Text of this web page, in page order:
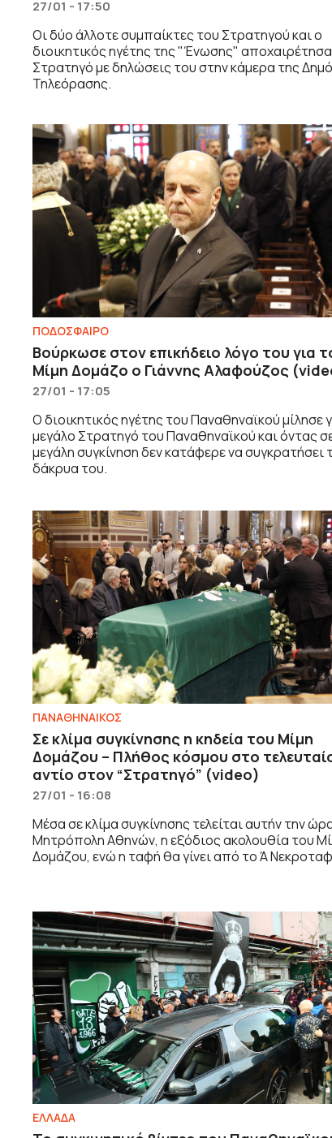
27/01 - 17:50
Οι δύο άλλοτε συμπαίκτες του Στρατηγού και ο
διοικητικός ηγέτης της "Ένωσης"
Στρατηγό με δηλώσεις του στην κάμερα της
Τηλεόρασης.
ΠΟΔΟΣΦΑΙΡΟ
Βούρκωσε στον επικήδειο λόγο του για
Μίμη Δομάζο ο Γιάννης Αλαφούζος
27/01 - 17:05
Ο διοικητικός ηγέτης του Παναθηναϊκού μίλησε
μεγάλο Στρατηγό του Παναθηναϊκού και όντας
μεγάλη συγκίνηση δεν κατάφερε να συγκρατήσει
δάκρυα του.
ΠΑΝΑΘΗΝΑΙΚΟΣ
Σε κλίμα συγκίνησης η κηδεία του Μίμη
Δομάζου – Πλήθος κόσμου στο
αντίο στον “Στρατηγό” (video)
27/01 - 16:08
Μέσα σε κλίμα συγκίνησης τελείται αυτήν την
Μητρόπολη Αθηνών, η εξόδιος ακολουθία του
Δομάζου, ενώ η ταφή θα γίνει από το Ά
ΕΛΛΑΔΑ